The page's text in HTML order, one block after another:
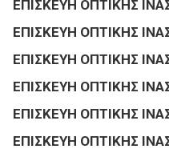
ΕΠΙΣΚΕΥΗ ΟΠΤΙΚΗΣ
ΕΠΙΣΚΕΥΗ ΟΠΤΙΚΗΣ
ΕΠΙΣΚΕΥΗ ΟΠΤΙΚΗΣ
ΕΠΙΣΚΕΥΗ ΟΠΤΙΚΗΣ
ΕΠΙΣΚΕΥΗ ΟΠΤΙΚΗΣ
ΕΠΙΣΚΕΥΗ ΟΠΤΙΚΗΣ